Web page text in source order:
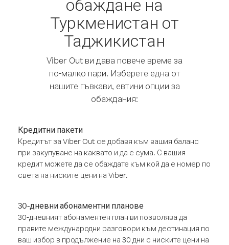
обаждане на
Туркменистан от
Таджикистан
Viber Out ви дава повече време за
по-малко пари. Изберете една от
нашите гъвкави, евтини опции за
обаждания:
Кредитни пакети
Кредитът за Viber Out се добавя към вашия баланс
при закупуване на каквато и да е сума. С вашия
кредит можете да се обаждате към кой да е номер по
света на ниските цени на Viber.
30-дневни абонаментни планове
30-дневният абонаментен план ви позволява да
правите международни разговори към дестинация по
ваш избор в продължение на 30 дни с ниските цени на